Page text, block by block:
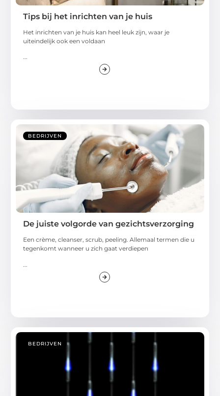
Tips bij het inrichten van je huis
Het inrichten van je huis kan heel leuk zijn, waar je
uiteindelijk ook een voldaan
...
BEDRIJVEN
De juiste volgorde van gezichtsverzorging
Een crème, cleanser, scrub, peeling. Allemaal termen die u
tegenkomt wanneer u zich gaat verdiepen
BEDRIJVEN